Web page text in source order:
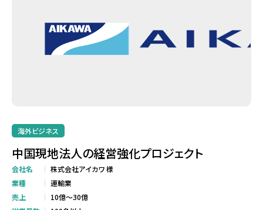
海外ビジネス
中国現地法人の経営強化プロジェクト
会社名
株式会社アイカワ 様
業種
運輸業
売上
10億～30億